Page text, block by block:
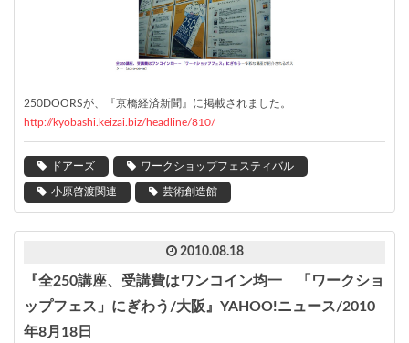
250DOORSが、『京橋経済新聞』に掲載されました。
http://kyobashi.keizai.biz/headline/810/
ドアーズ ワークショップフェスティバル
小原啓渡関連 芸術創造館
2010.08.18
『全250講座、受講費はワンコイン均一 「ワークショ
ップフェス」にぎわう/大阪』YAHOO!ニュース/2010
年8月18日